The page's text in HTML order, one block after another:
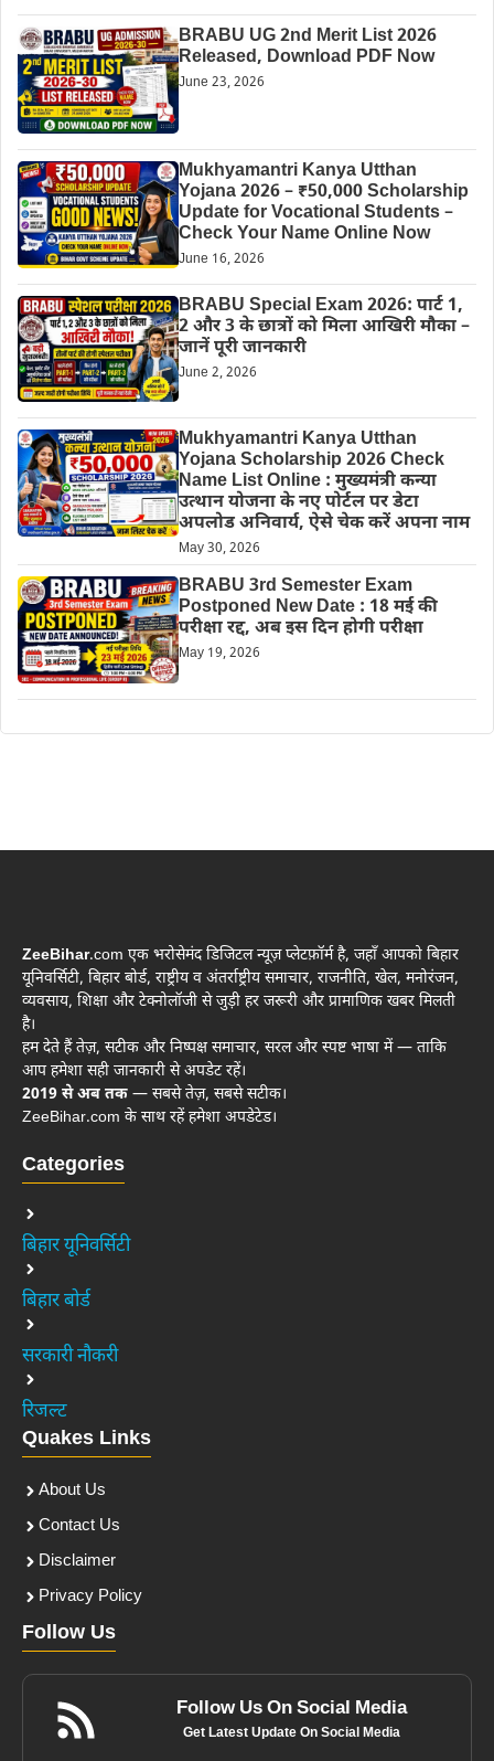
BRABU UG 2nd Merit List 2026
Released, Download PDF Now
June 23, 2026
Mukhyamantri Kanya Utthan
Yojana 2026 – ₹50,000 Scholarship
Update for Vocational Students –
Check Your Name Online Now
June 16, 2026
BRABU Special Exam 2026: पार्ट 1,
2 और 3 के छात्रों को मिला आखिरी मौका –
जानें पूरी जानकारी
June 2, 2026
Mukhyamantri Kanya Utthan
Yojana Scholarship 2026 Check
Name List Online : मुख्यमंत्री कन्या
उत्थान योजना के नए पोर्टल पर डेटा
अपलोड अनिवार्य, ऐसे चेक करें अपना नाम
May 30, 2026
BRABU 3rd Semester Exam
Postponed New Date : 18 मई की
परीक्षा रद्द, अब इस दिन होगी परीक्षा
May 19, 2026
ZeeBihar.com एक भरोसेमंद डिजिटल न्यूज़ प्लेटफ़ॉर्म है, जहाँ आपको बिहार
यूनिवर्सिटी, बिहार बोर्ड, राष्ट्रीय व अंतर्राष्ट्रीय समाचार, राजनीति, खेल, मनोरंजन,
व्यवसाय, शिक्षा और टेक्नोलॉजी से जुड़ी हर जरूरी और प्रामाणिक खबर मिलती
है।
हम देते हैं तेज़, सटीक और निष्पक्ष समाचार, सरल और स्पष्ट भाषा में — ताकि
आप हमेशा सही जानकारी से अपडेट रहें।
2019 से अब तक — सबसे तेज़, सबसे सटीक।
ZeeBihar.com के साथ रहें हमेशा अपडेटेड।
Categories
बिहार यूनिवर्सिटी
बिहार बोर्ड
सरकारी नौकरी
रिजल्ट
Quakes Links
About Us
Contact Us
Disclaimer
Privacy Policy
Follow Us
Follow Us On Social Media
Get Latest Update On Social Media